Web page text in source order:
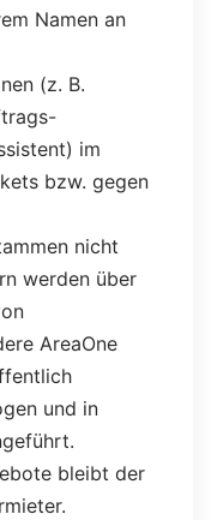
Namen an
(z. B.
im
bzw. gegen
nicht
werden über
AreaOne
und in
bleibt der